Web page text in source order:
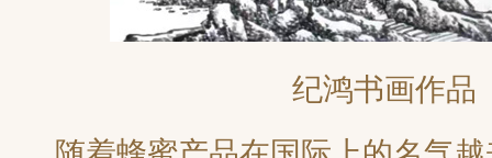
纪鸿书画作品